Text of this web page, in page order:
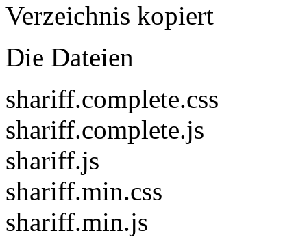
Verzeichnis kopiert
Die Dateien
shariff.complete.css
shariff.complete.js
shariff.js
shariff.min.css
shariff.min.js